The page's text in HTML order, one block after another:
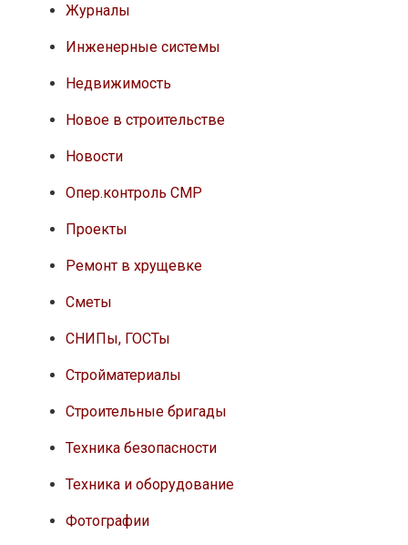
Журналы
Инженерные системы
Недвижимость
Новое в строительстве
Новости
Опер.контроль СМР
Проекты
Ремонт в хрущевке
Сметы
СНИПы, ГОСТы
Стройматериалы
Строительные бригады
Техника безопасности
Техника и оборудование
Фотографии